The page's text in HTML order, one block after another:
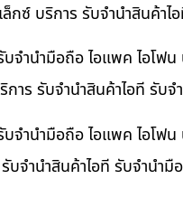
กซ์ บริการ รับจำนำสินค้า
บจำนำมือถือ ไอแพค ไอโ
าร รับจำนำสินค้าไอที รั
จำนำมือถือ ไอแพค ไอโฟ
จำนำสินค้าไอที รับจำนำ